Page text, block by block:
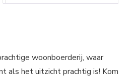
woonboerderij, waar
als het uitzicht prachtig is! Kom